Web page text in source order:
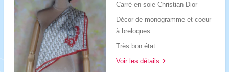
Carré en soie Christian Dior
Décor de monogramme et coeur
à breloques
Très bon état
Voir les détails